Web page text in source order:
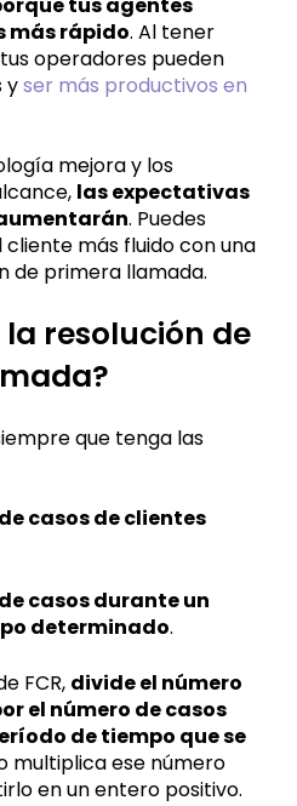
más rápido. Al tener
operadores pueden
yser más productivos en
mejora y los
las expectativas
. Puedes
más fluido con una
de primera llamada.
resolución de
que tenga las
casos de clientes
casos durante un
determinado.
FCR, divide el número
el número de casos
de tiempo que se
multiplica ese número
en un entero positivo.